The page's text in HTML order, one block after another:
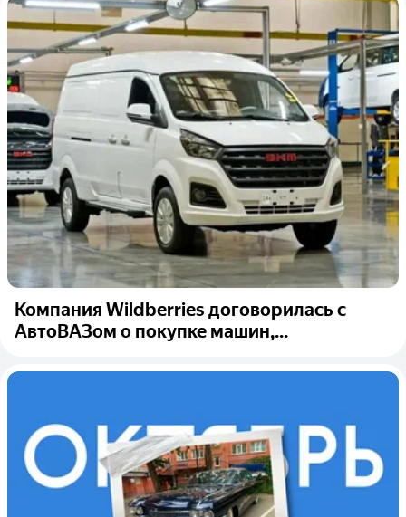
Компания Wildberries договорилась с
АвтоВАЗом о покупке машин,...